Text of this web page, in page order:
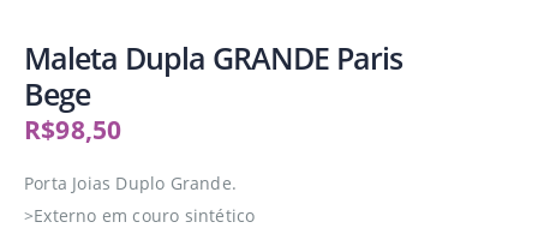
Maleta Dupla GRANDE Paris
Bege
R$98,50
Porta Joias Duplo Grande.
>Externo em couro sintético